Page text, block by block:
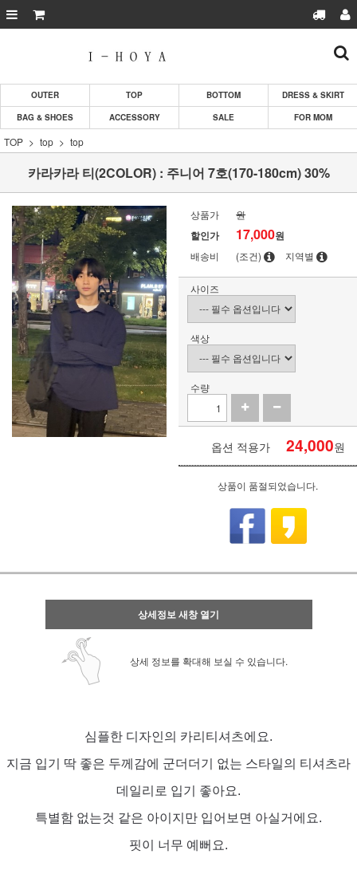
OUTER TOP BOTTOM
DRESS & SKIRT
BAG & SHOES
ACCESSORY SALE FOR MOM
TOP top top
카라카라 티(2COLOR) : 주니어 7호(170-180cm) 30%
상품가 원
할인가 17,000원
배송비 (조건) 지역별
사이즈
색상
수량
옵션 적용가 24,000원
상품이 품절되었습니다.
상세정보 새창 열기
상세 정보를 확대해 보실 수 있습니다.
심플한 디자인의 카리티셔츠에요.
지금 입기 딱 좋은 두께감에 군더더기 없는 스타일의 티셔츠라
데일리로 입기 좋아요.
특별함 없는것 같은 아이지만 입어보면 아실거에요.
핏이 너무 예뻐요.